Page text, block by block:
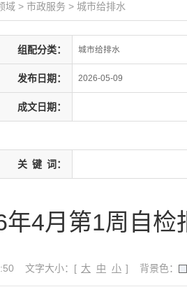
域 > 市政服务 > 城市给排水
组配分类： 城市给排水
发布日期： 2026-05-09
成文日期：
关 键 词：
4月第1周自检
文字大小：[ 大 中 小 ] 背景色：